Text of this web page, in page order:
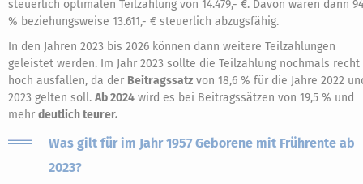
steuerlich optimalen Teilzahlung von 14.479,- €. Davon wären dann 94
% beziehungsweise 13.611,- € steuerlich abzugsfähig.
In den Jahren 2023 bis 2026 können dann weitere Teilzahlungen
geleistet werden. Im Jahr 2023 sollte die Teilzahlung nochmals recht
hoch ausfallen, da der Beitragssatz von 18,6 % für die Jahre 2022
2023 gelten soll. Ab 2024 wird es bei Beitragssätzen von 19,5 % und
mehr deutlich teurer.
Was gilt für im Jahr 1957 Geborene mit Frührente ab
2023?